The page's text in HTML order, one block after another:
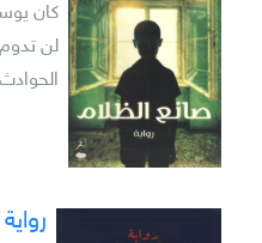
كان
لن